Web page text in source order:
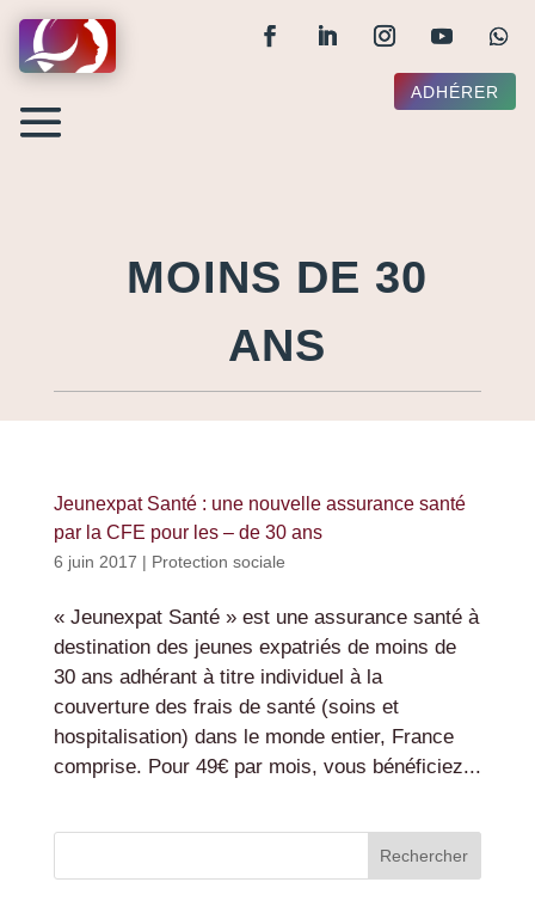
ADHÉRER
MOINS DE 30
ANS
Jeunexpat Santé : une nouvelle assurance santé
par la CFE pour les – de 30 ans
6 juin 2017 | Protection sociale
« Jeunexpat Santé » est une assurance santé à
destination des jeunes expatriés de moins de
30 ans adhérant à titre individuel à la
couverture des frais de santé (soins et
hospitalisation) dans le monde entier, France
comprise. Pour 49€ par mois, vous bénéficiez...
Rechercher